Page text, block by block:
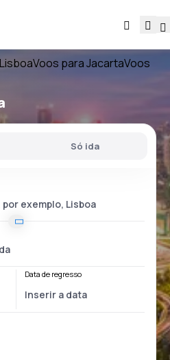
Voos para JacartaVoos
Só ida
Data de regresso